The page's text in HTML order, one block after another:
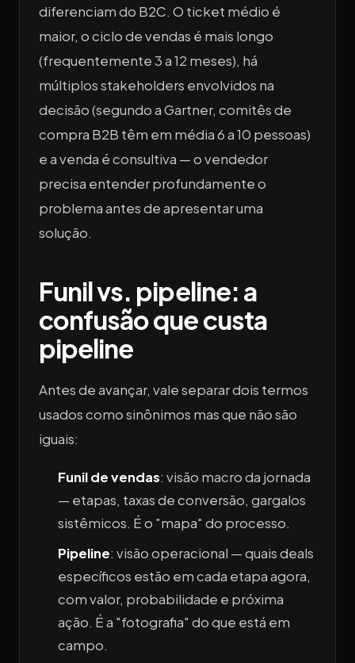
diferenciam do B2C. O ticket médio é
maior, o ciclo de vendas é mais longo
(frequentemente 3 a 12 meses), há
múltiplos stakeholders envolvidos na
decisão (segundo a Gartner, comitês de
compra B2B têm em média 6 a 10 pessoas)
e a venda é consultiva — o vendedor
precisa entender profundamente o
problema antes de apresentar uma
solução.
Funil vs. pipeline: a
confusão que custa
pipeline
Antes de avançar, vale separar dois termos
usados como sinônimos mas que não são
iguais:
Funil de vendas: visão macro da jornada
— etapas, taxas de conversão, gargalos
sistêmicos. É o "mapa" do processo.
Pipeline: visão operacional — quais deals
específicos estão em cada etapa agora,
com valor, probabilidade e próxima
ação. É a "fotografia" do que está em
campo.